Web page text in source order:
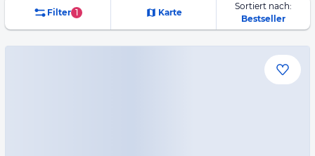
Filter 1 Karte
Sortiert nach:
Bestseller